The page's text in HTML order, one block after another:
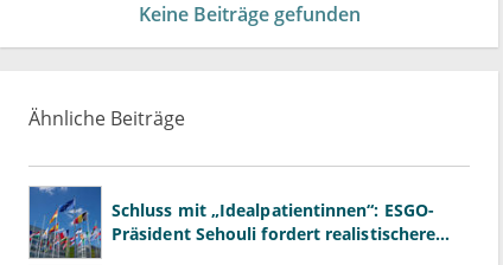
Keine Beiträge gefunden
Ähnliche Beiträge
Schluss mit „Idealpatientinnen“: ESGO-
Präsident Sehouli fordert realistischere